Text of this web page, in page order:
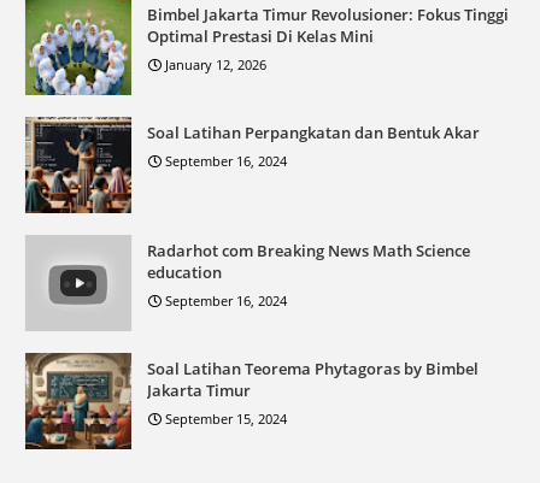
Bimbel Jakarta Timur Revolusioner: Fokus Tinggi
Optimal Prestasi Di Kelas Mini
January 12, 2026
Soal Latihan Perpangkatan dan Bentuk Akar
September 16, 2024
Radarhot com Breaking News Math Science
education
September 16, 2024
Soal Latihan Teorema Phytagoras by Bimbel
Jakarta Timur
September 15, 2024